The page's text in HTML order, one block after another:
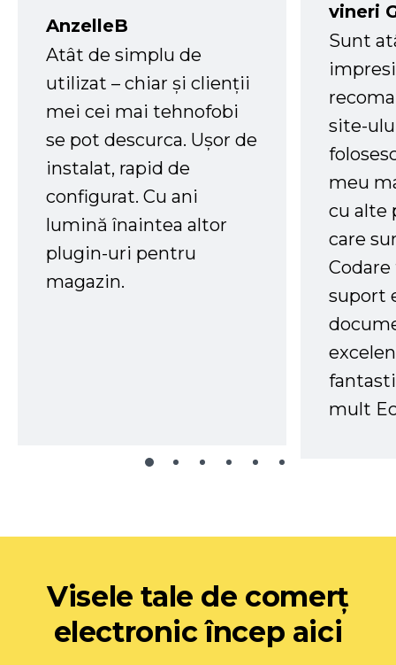
AnzelleB
Atât de simplu de
utilizat – chiar și clienții
mei cei mai tehnofobi
se pot descurca. Ușor de
instalat, rapid de
configurat. Cu ani
lumină înaintea altor
plugin-uri pentru
magazin.
vineri
Sunt
site-
meu
cu alte
care
suport
mult
Visele tale de comerț
electronic încep aici